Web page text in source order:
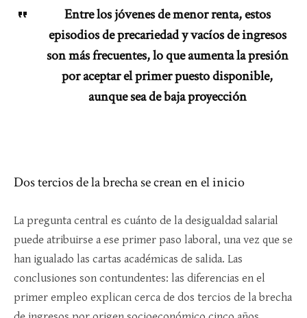
Entre los jóvenes de menor renta, estos
episodios de precariedad y vacíos de ingresos
son más frecuentes, lo que aumenta la presión
por aceptar el primer puesto disponible,
aunque sea de baja proyección​
Dos tercios de la brecha se crean en el inicio
La pregunta central es cuánto de la desigualdad salarial
puede atribuirse a ese primer paso laboral, una vez que se
han igualado las cartas académicas de salida. Las
conclusiones son contundentes: las diferencias en el
primer empleo explican cerca de dos tercios de la brecha